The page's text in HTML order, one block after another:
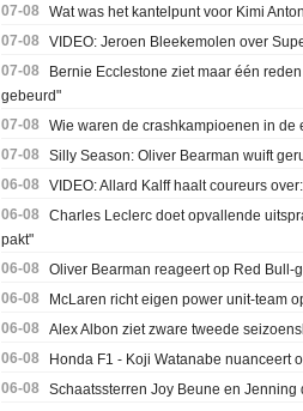
07-08 Wat was het kantelpunt voor Kimi
07-08 VIDEO: Jeroen Bleekemolen over
07-08
Bernie Ecclestone ziet maar één
gebeurd"
07-08 Wie waren de crashkampioenen in de
07-08 Silly Season: Oliver Bearman wuift
06-08 VIDEO: Allard Kalff haalt coureurs
06-08 Charles Leclerc doet opvallende
pakt"
06-08 Oliver Bearman reageert op Red Bull-
06-08
McLaren richt eigen power unit-team
06-08 Alex Albon ziet zware tweede
06-08
Honda F1 - Koji Watanabe nuanceert
06-08 Schaatssterren Joy Beune en Jenning